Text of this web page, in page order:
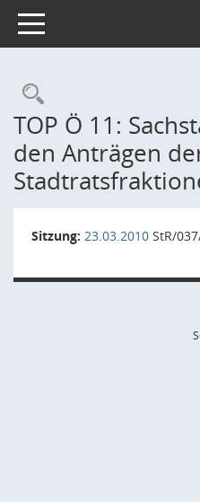
Toggle navigation
TOP Ö 11:
den Anträgen
Sitzung: 23.03.2010 StR/